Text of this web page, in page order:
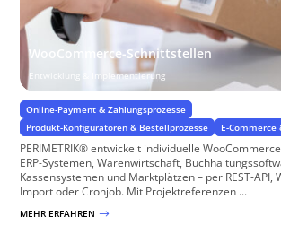
WooCommerce-Schnittstellen
Entwicklung & Implementierung
Online-Payment & Zahlungsprozesse
Produkt-Konfiguratoren & Bestellprozesse
E-Commerce
PERIMETRIK® entwickelt individuelle
ERP-Systemen, Warenwirtschaft,
Kassensystemen und Marktplätzen – per REST-API,
Import oder Cronjob. Mit Projektreferenzen ...
MEHR ERFAHREN $